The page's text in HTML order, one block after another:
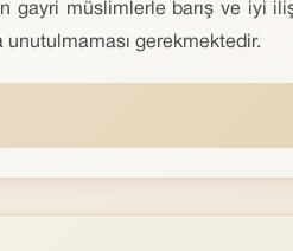
gayri müslimlerle barış ve iyi
unutulmaması gerekmektedir.